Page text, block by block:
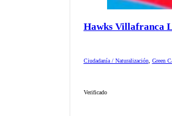
Hawks Villafranca
Ciudadanía / Naturalización, Green
Verificado